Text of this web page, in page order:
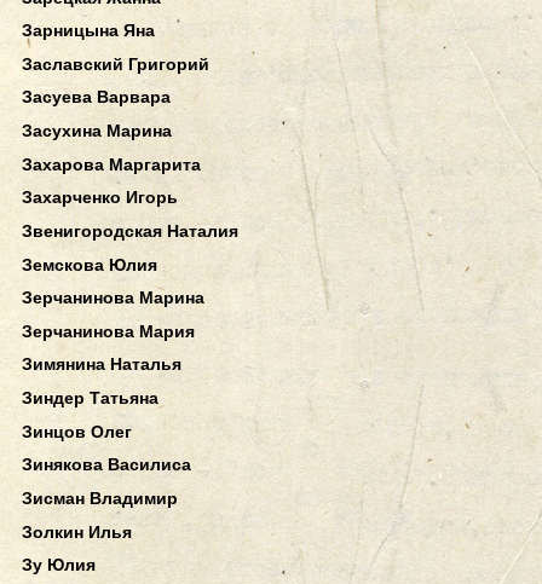
Зарницына Яна
Заславский Григорий
Засуева Варвара
Засухина Марина
Захарова Маргарита
Захарченко Игорь
Звенигородская Наталия
Земскова Юлия
Зерчанинова Марина
Зерчанинова Мария
Зимянина Наталья
Зиндер Татьяна
Зинцов Олег
Зинякова Василиса
Зисман Владимир
Золкин Илья
Зу Юлия